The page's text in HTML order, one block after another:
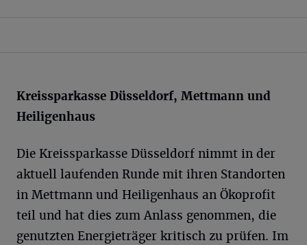
Kreissparkasse Düsseldorf, Mettmann und
Heiligenhaus
Die Kreissparkasse Düsseldorf nimmt in der
aktuell laufenden Runde mit ihren Standorten
in Mettmann und Heiligenhaus an Ökoprofit
teil und hat dies zum Anlass genommen, die
genutzten Energieträger kritisch zu prüfen. Im